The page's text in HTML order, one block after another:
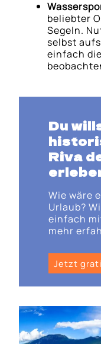
beliebter
Segeln.
selbst
einfach
Du
Riva
Wie wäre
Urlaub?
einfach
mehr
Jetzt